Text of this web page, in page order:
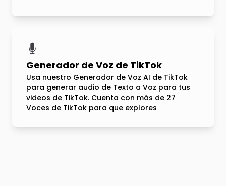
Generador de Voz de TikTok
Usa nuestro Generador de Voz AI de TikTok
para generar audio de Texto a Voz para tus
videos de TikTok. Cuenta con más de 27
Voces de TikTok para que explores